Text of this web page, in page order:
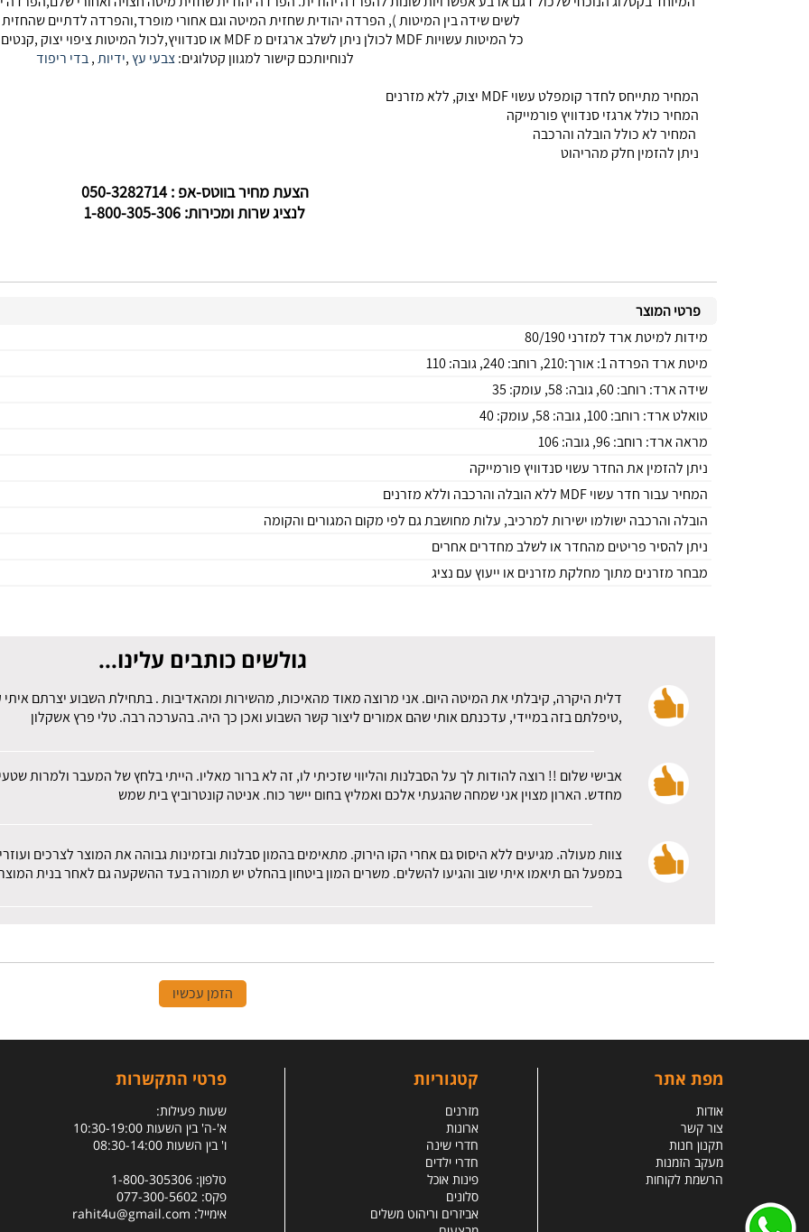
לשים שידה בין המיטות ), הפרדה יהודית שחזית המיטה וגם אחורי מופרד,והפרדה לדתיים
כל המיטות עשויות MDF לכולן ניתן לשלב ארגזים מ MDF או סנדוויץ,לכול המיטות ציפוי יצוק ,קנטים עם פאזה עמידים לשנים.
לנוחיותכם קישור למגוון קטלוגים:צבעי עץ,ידיות,בדי ריפוד
המחיר מתייחס לחדר קומפלט עשוי MDF יצוק, ללא מזרנים
המחיר כולל ארגזי סנדוויץ פורמייקה
המחיר לא כולל הובלה והרכבה
ניתן להזמין חלק מהריהוט
הצעת מחיר בווטס-אפ : 050-3282714
לנציג שרות ומכירות: 1-800-305-306
פרטי המוצר
מידות למיטת ארד למזרני 80/190
מיטת ארד הפרדה 1: אורך:210, רוחב: 240, גובה: 110
שידה ארד: רוחב: 60, גובה: 58, עומק: 35
טואלט ארד: רוחב: 100, גובה: 58, עומק: 40
מראה ארד: רוחב: 96, גובה: 106
ניתן להזמין את החדר עשוי סנדוויץ פורמייקה
המחיר עבור חדר עשוי MDF ללא הובלה והרכבה וללא מזרנים
הובלה והרכבה ישולמו ישירות למרכיב, עלות מחושבת גם לפי מקום המגורים והקומה
ניתן להסיר פריטים מהחדר או לשלב מחדרים אחרים
מבחר מזרנים מתוך מחלקת מזרנים או ייעוץ עם נציג
גולשים כותבים עלינו...
דלית היקרה, קיבלתי את המיטה היום. אני מרוצה מאוד מהאיכות, מהשירות ומהאדיבות . בתחילת השבוע יצרתם איתי
,טיפלתם בזה במיידי, עדכנתם אותי שהם אמורים ליצור קשר השבוע ואכן כך היה. בהערכה רבה. טלי פרץ אשקלון
אבישי שלום !! רוצה להודות לך על הסבלנות והליווי שזכיתי לו, זה לא ברור מאליו. הייתי בלחץ של המעבר ולמרות
מחדש. הארון מצוין אני שמחה שהגעתי אלכם ואמליץ בחום יישר כוח. אניטה קונטרוביץ בית שמש
צוות מעולה. מגיעים ללא היסוס גם אחרי הקו הירוק. מתאימים בהמון סבלנות ובזמינות גבוהה את המוצר לצרכים
במפעל הם תיאמו איתי שוב והגיעו להשלים. משרים המון ביטחון בהחלט יש תמורה בעד ההשקעה גם לאחר בנית
הזמן עכשיו
מפת אתר
אודות
צור קשר
תקנון חנות
מעקב הזמנות
הרשמת לקוחות
קטגוריות
מזרנים
ארונות
חדרי שינה
חדרי ילדים
פינות אוכל
סלונים
אביזרים וריהוט משלים
פרטי התקשרות
שעות פעילות:
א'-ה' בין השעות 10:30-19:00
ו' בין השעות 08:30-14:00
טלפון: 1-800-305306
פקס: 077-300-5602
אימייל: rahit4u@gmail.com